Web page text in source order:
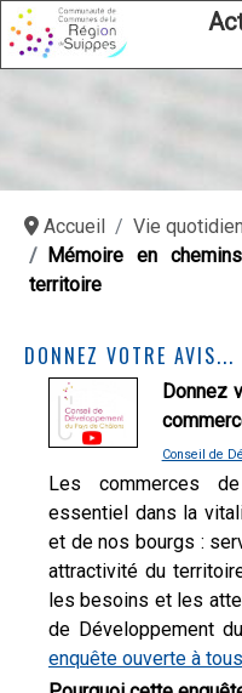
Accueil Vie
Mémoire en
territoire
DONNEZ VOTRE AVIS...
Donnez
Conseil de
Les commerces
essentiel dans la
et de nos bourgs :
attractivité du
les besoins et les
de Développement
enquête ouverte à tous